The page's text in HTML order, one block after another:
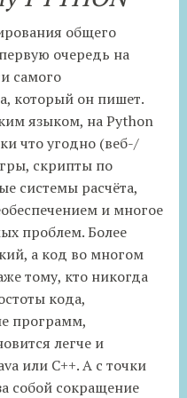
общего
очередь на
самого
который он пишет.
языком, на Python
что угодно (веб-/
скрипты по
системы расчёта,
и многое
проблем. Более
а код во многом
тому, кто никогда
кода,
программ,
легче и
или C++. А с точки
собой сокращение